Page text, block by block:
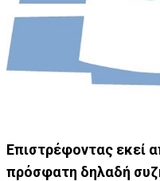
Επιστρέφοντας εκεί
πρόσφατη δηλαδή